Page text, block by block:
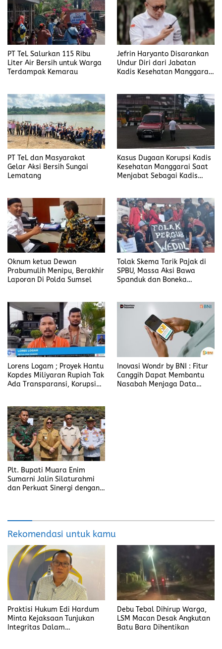
PT TeL Salurkan 115 Ribu
Liter Air Bersih untuk Warga
Terdampak Kemarau
Jefrin Haryanto Disarankan
Undur Diri dari Jabatan
Kadis Kesehatan Manggarai,
PT TeL dan Masyarakat
Gelar Aksi Bersih Sungai
Lematang
Kasus Dugaan Korupsi Kadis
Kesehatan Manggarai Saat
Menjabat Sebagai Kadis
Oknum ketua Dewan
Prabumulih Menipu, Berakhir
Laporan Di Polda Sumsel
Tolak Skema Tarik Pajak di
SPBU, Massa Aksi Bawa
Spanduk dan Boneka
Gubernur NTT Melki Laka
Lorens Logam ; Proyek Hantu
Kopdes Miliyaran Rupiah Tak
Ada Transparansi, Korupsi
Inovasi Wondr by BNI : Fitur
Canggih Dapat Membantu
Nasabah Menjaga Data
Plt. Bupati Muara Enim
Sumarni Jalin Silaturahmi
dan Perkuat Sinergi dengan
Rekomendasi untuk kamu
Praktisi Hukum Edi Hardum
Minta Kejaksaan Tunjukan
Integritas Dalam
Debu Tebal Dihirup Warga,
LSM Macan Desak Angkutan
Batu Bara Dihentikan